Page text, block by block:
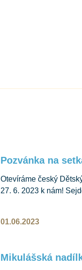
Pozvánka na
Otevíráme český
27. 6. 2023 k nám!
01.06.2023
Mikulášská